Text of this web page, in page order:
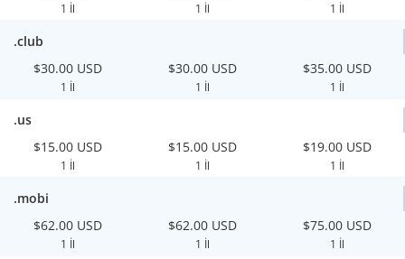
1 İl 1 İl 1 İl
.club
$30.00 USD
1 İl
$30.00 USD
1 İl
$35.00 USD
1 İl
.us
$15.00 USD
1 İl
$15.00 USD
1 İl
$19.00 USD
1 İl
.mobi
$62.00 USD
1 İl
$62.00 USD
1 İl
$75.00 USD
1 İl